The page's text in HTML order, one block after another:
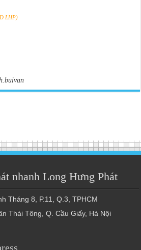
LHP)
nhanh Long Hưng Phát
Tháng 8, P.11, Q.3, TPHCM
Thái Tông, Q. Cầu Giấy, Hà Nội